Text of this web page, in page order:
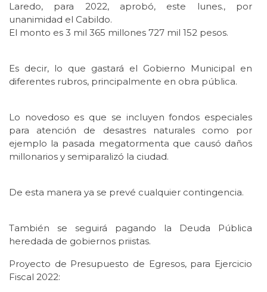
Laredo, para 2022, aprobó, este lunes., por
unanimidad el Cabildo.
El monto es 3 mil 365 millones 727 mil 152 pesos.
Es decir, lo que gastará el Gobierno Municipal en
diferentes rubros, principalmente en obra pública.
Lo novedoso es que se incluyen fondos especiales
para atención de desastres naturales como por
ejemplo la pasada megatormenta que causó daños
millonarios y semiparalizó la ciudad.
De esta manera ya se prevé cualquier contingencia.
También se seguirá pagando la Deuda Pública
heredada de gobiernos priistas.
Proyecto de Presupuesto de Egresos, para Ejercicio
Fiscal 2022: